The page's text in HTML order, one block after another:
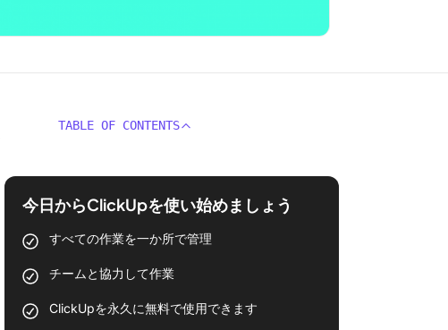
TABLE OF CONTENTS
今日からClickUpを使い始めましょう
すべての作業を一か所で管理
チームと協力して作業
ClickUpを永久に無料で使用できます